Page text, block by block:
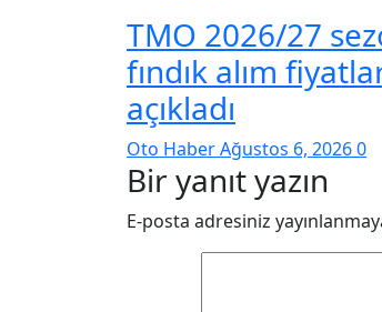
TMO 2026/27
fındık alım
açıkladı
Oto HaberAğustos 6, 20260
Bir yanıt yazın
E-posta adresiniz